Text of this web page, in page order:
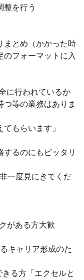
整を行う
まとめ（かかった時
のフォーマットに入
に行われているか
等の業務はありま
もらいます」
るのにもピッタリ
一度見にきてくだ
がある方大歓
キャリア形成のた
る方「エクセルと